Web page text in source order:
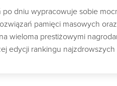
po dniu wypracowuje sobie
pamięci masowych
wieloma prestiżowymi
edycji rankingu najzdrowszych